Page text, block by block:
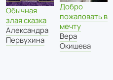
Обычная
злая сказка
Александра
Первухина
Добро
пожаловать в
мечту
Вера
Окишева